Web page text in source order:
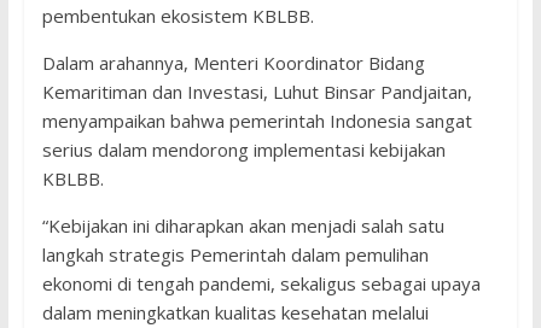
pembentukan ekosistem KBLBB.
Dalam arahannya, Menteri Koordinator Bidang
Kemaritiman dan Investasi, Luhut Binsar Pandjaitan,
menyampaikan bahwa pemerintah Indonesia sangat
serius dalam mendorong implementasi kebijakan
KBLBB.
“Kebijakan ini diharapkan akan menjadi salah satu
langkah strategis Pemerintah dalam pemulihan
ekonomi di tengah pandemi, sekaligus sebagai upaya
dalam meningkatkan kualitas kesehatan melalui